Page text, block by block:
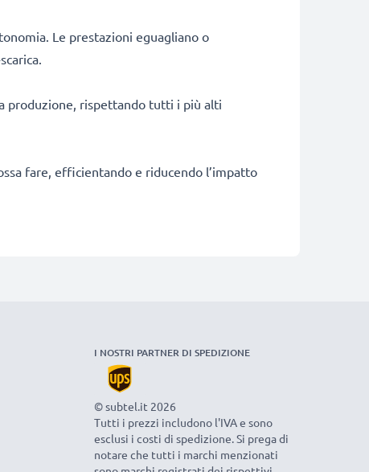
Le prestazioni eguagliano o
produzione, rispettando tutti i più alti
fare, efficientando e riducendo l’impatto
I NOSTRI PARTNER DI SPEDIZIONE
© subtel.it 2026
Tutti i prezzi includono l'IVA e sono
esclusi i costi di spedizione. Si prega di
notare che tutti i marchi menzionati